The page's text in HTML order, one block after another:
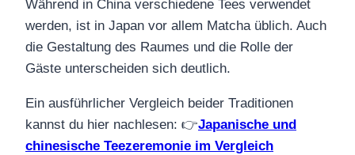
Während in China verschiedene Tees verwendet
werden, ist in Japan vor allem Matcha üblich. Auch
die Gestaltung des Raumes und die Rolle der
Gäste unterscheiden sich deutlich.
Ein ausführlicher Vergleich beider Traditionen
kannst du hier nachlesen: 👉Japanische und
chinesische Teezeremonie im Vergleich